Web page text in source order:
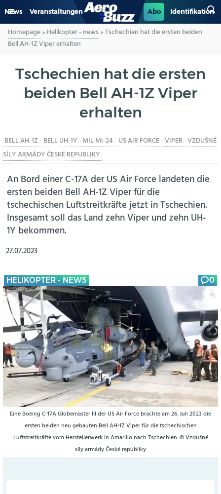
News Veranstaltungen Abo Identifikation
GENERAL AVIATION
LUFTVERKEHR
INDUSTRIE
BERUFE
AERO-KULTUR
Homepage»Helikopter - news»Tschechien hat die ersten beiden
Bell AH-1Z Viper erhalten
Tschechien hat die ersten
beiden Bell AH-1Z Viper
erhalten
BELL AH-1Z- BELL UH-1Y -MIL MI-24- US AIR FORCE-VIPER-VZDUŠNÉ
SÍLY ARMÁDY ČESKÉ REPUBLIKY
An Bord einer C-17A der US Air Force landeten die
ersten beiden Bell AH-1Z Viper für die
tschechischen Luftstreitkräfte jetzt in Tschechien.
Insgesamt soll das Land zehn Viper und zehn UH-
1Y bekommen.
27.07.2023
HELIKOPTER - NEWS 0
Eine Boeing C-17A Globemaster III der US Air Force brachte am 26. Juli 2023 die
ersten beiden neu gebauten Bell AH-1Z Viper für die tschechischen
Luftstreitkräfte vom Herstellerwerk in Amarillo nach Tschechien. © Vzdušné
síly armády České republiky